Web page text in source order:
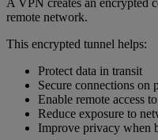
remote network.
This encrypted tunnel helps:
Protect data in transit
Secure connections on
Enable remote access
Reduce exposure to
Improve privacy when